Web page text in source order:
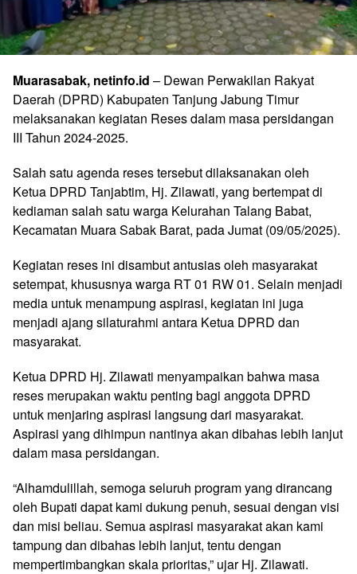
Muarasabak, netinfo.id – Dewan Perwakilan Rakyat
Daerah (DPRD) Kabupaten Tanjung Jabung Timur
melaksanakan kegiatan Reses dalam masa persidangan
III Tahun 2024-2025.
Salah satu agenda reses tersebut dilaksanakan oleh
Ketua DPRD Tanjabtim, Hj. Zilawati, yang bertempat di
kediaman salah satu warga Kelurahan Talang Babat,
Kecamatan Muara Sabak Barat, pada Jumat (09/05/2025).
Kegiatan reses ini disambut antusias oleh masyarakat
setempat, khususnya warga RT 01 RW 01. Selain menjadi
media untuk menampung aspirasi, kegiatan ini juga
menjadi ajang silaturahmi antara Ketua DPRD dan
masyarakat.
Ketua DPRD Hj. Zilawati menyampaikan bahwa masa
reses merupakan waktu penting bagi anggota DPRD
untuk menjaring aspirasi langsung dari masyarakat.
Aspirasi yang dihimpun nantinya akan dibahas lebih lanjut
dalam masa persidangan.
“Alhamdulillah, semoga seluruh program yang dirancang
oleh Bupati dapat kami dukung penuh, sesuai dengan visi
dan misi beliau. Semua aspirasi masyarakat akan kami
tampung dan dibahas lebih lanjut, tentu dengan
mempertimbangkan skala prioritas,” ujar Hj. Zilawati.